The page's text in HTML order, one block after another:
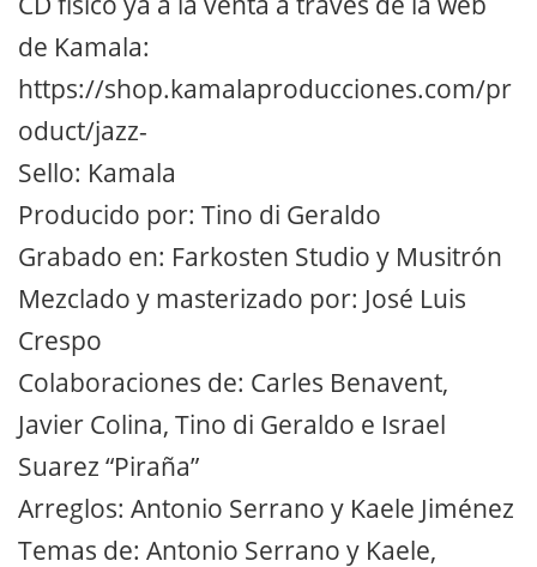
de Kamala:
https://shop.kamalaproducciones.com/pr
oduct/jazz-
Sello: Kamala
Producido por: Tino di Geraldo
Grabado en: Farkosten Studio y Musitrón
Mezclado y masterizado por: José Luis
Crespo
Colaboraciones de: Carles Benavent,
Javier Colina, Tino di Geraldo e Israel
Suarez “Piraña”
Arreglos: Antonio Serrano y Kaele Jiménez
Temas de: Antonio Serrano y Kaele,